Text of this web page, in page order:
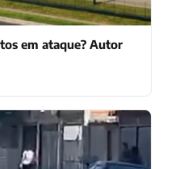
em ataque? Autor